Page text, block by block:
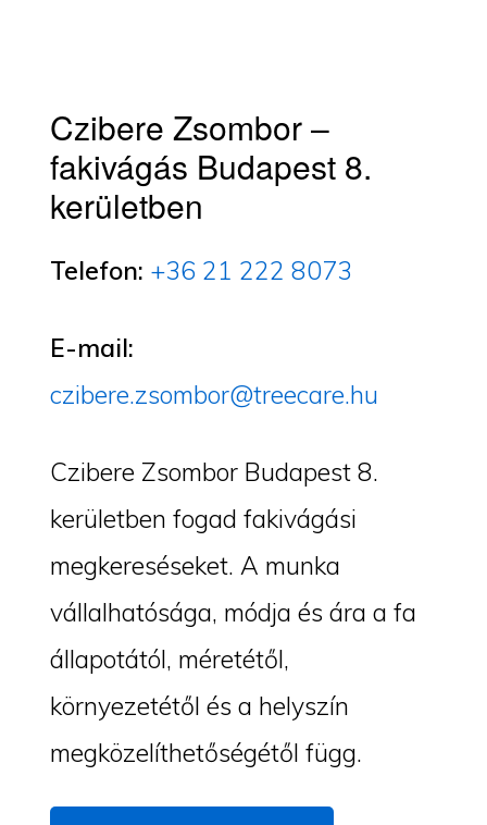
Czibere Zsombor –
fakivágás Budapest 8.
kerületben
Telefon: +36 21 222 8073
E-mail:
czibere.zsombor@treecare.hu
Czibere Zsombor Budapest 8.
kerületben fogad fakivágási
megkereséseket. A munka
vállalhatósága, módja és ára a fa
állapotától, méretétől,
környezetétől és a helyszín
megközelíthetőségétől függ.